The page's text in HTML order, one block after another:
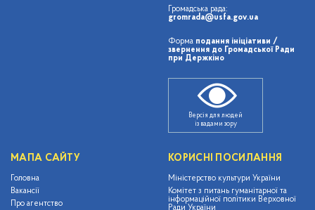
Громадська рада:
gromrada@usfa.gov.ua
Форма подання ініціативи /
звернення до Громадської Ради
при Держкіно
Версія для людей
із вадами зору
МАПА САЙТУ
Головна
Вакансії
Про агентство
КОРИСНІ ПОСИЛАННЯ
Міністерство культури України
Комітет з питань гуманітарної та
інформаційної політики Верховної
Ради України